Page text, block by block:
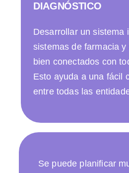
DIAGNÓSTICO
Desarrollar un sistema
sistemas de farmacia y
bien conectados con
Esto ayuda a una fácil
entre todas las
Se puede planificar